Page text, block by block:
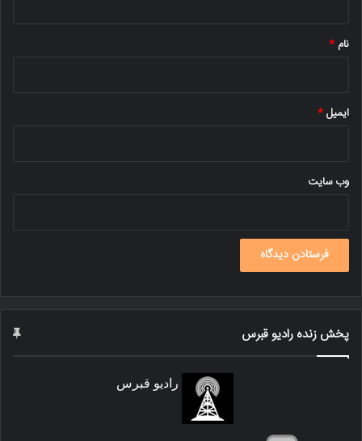
نام *
ایمیل*
وب‌ سایت
پخش زنده رادیو قبرس
رادیو قبرس